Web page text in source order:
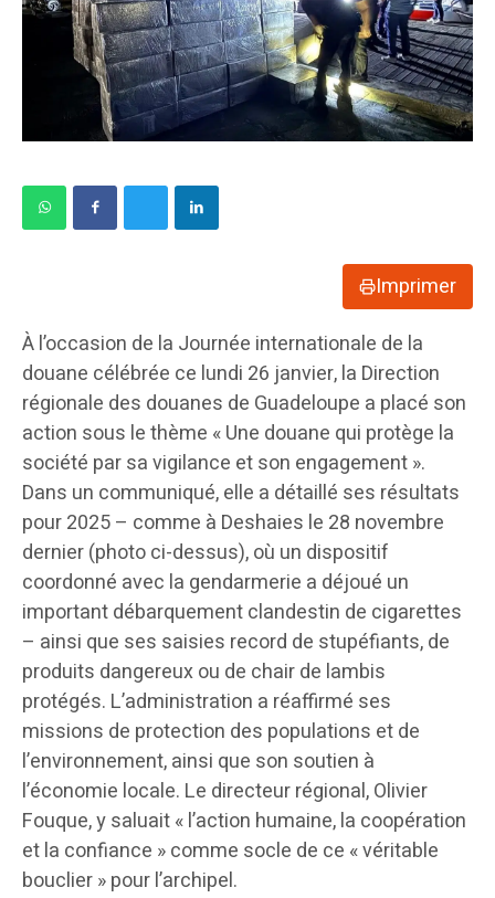
Imprimer
À l’occasion de la Journée internationale de la
douane célébrée ce lundi 26 janvier, la Direction
régionale des douanes de Guadeloupe a placé son
action sous le thème « Une douane qui protège la
société par sa vigilance et son engagement ».
Dans un communiqué, elle a détaillé ses résultats
pour 2025 – comme à Deshaies le 28 novembre
dernier (photo ci-dessus), où un dispositif
coordonné avec la gendarmerie a déjoué un
important débarquement clandestin de cigarettes
– ainsi que ses saisies record de stupéfiants, de
produits dangereux ou de chair de lambis
protégés. L’administration a réaffirmé ses
missions de protection des populations et de
l’environnement, ainsi que son soutien à
l’économie locale. Le directeur régional, Olivier
Fouque, y saluait « l’action humaine, la coopération
et la confiance » comme socle de ce « véritable
bouclier » pour l’archipel.